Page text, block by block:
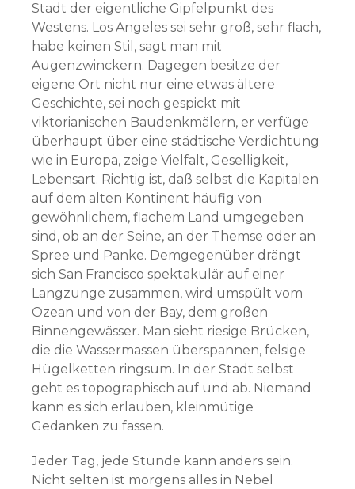
Stadt der eigentliche Gipfelpunkt des
Westens. Los Angeles sei sehr groß, sehr flach,
habe keinen Stil, sagt man mit
Augenzwinckern. Dagegen besitze der
eigene Ort nicht nur eine etwas ältere
Geschichte, sei noch gespickt mit
viktorianischen Baudenkmälern, er verfüge
überhaupt über eine städtische Verdichtung
wie in Europa, zeige Vielfalt, Geselligkeit,
Lebensart. Richtig ist, daß selbst die Kapitalen
auf dem alten Kontinent häufig von
gewöhnlichem, flachem Land umgegeben
sind, ob an der Seine, an der Themse oder an
Spree und Panke. Demgegenüber drängt
sich San Francisco spektakulär auf einer
Langzunge zusammen, wird umspült vom
Ozean und von der Bay, dem großen
Binnengewässer. Man sieht riesige Brücken,
die die Wassermassen überspannen, felsige
Hügelketten ringsum. In der Stadt selbst
geht es topographisch auf und ab. Niemand
kann es sich erlauben, kleinmütige
Gedanken zu fassen.
Jeder Tag, jede Stunde kann anders sein.
Nicht selten ist morgens alles in Nebel